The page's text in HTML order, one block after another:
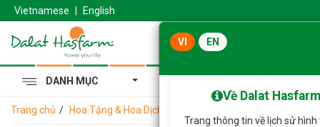
Vietnamese English
DANH MỤC
Trang chủ Hoa Tặng & Hoa Dịch Vụ
VI EN
Về Dalat Hasfarm
Trang thông tin về lịch sử hình